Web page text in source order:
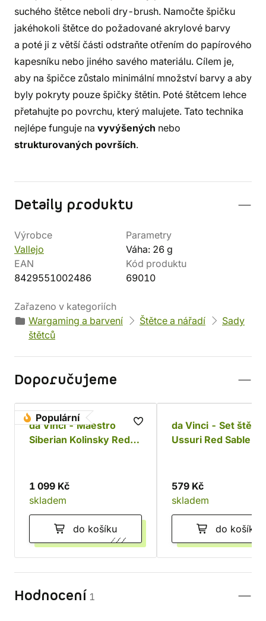
suchého štětce neboli dry-brush. Namočte špičku
jakéhokoli štětce do požadované akrylové barvy
a poté ji z větší části odstraňte otřením do papírového
kapesníku nebo jiného savého materiálu. Cílem je,
aby na špičce zůstalo minimální množství barvy a aby
byly pokryty pouze špičky štětin. Poté štětcem lehce
přetahujte po povrchu, který malujete. Tato technika
nejlépe funguje na vyvýšených nebo
strukturovaných površích.
Detaily produktu
Výrobce
Vallejo
Parametry
Váha: 26 g
EAN
8429551002486
Kód produktu
69010
Zařazeno v kategoriích
Wargaming a barvení
Štětce a nářadí
Sady
štětců
Doporučujeme
Populární
da Vinci - Maestro
Siberian Kolinsky Red
1 099 Kč
skladem
do košíku
da Vinci - Set štětců
Ussuri Red Sable
579 Kč
skladem
do košíku
Hodnocení 1